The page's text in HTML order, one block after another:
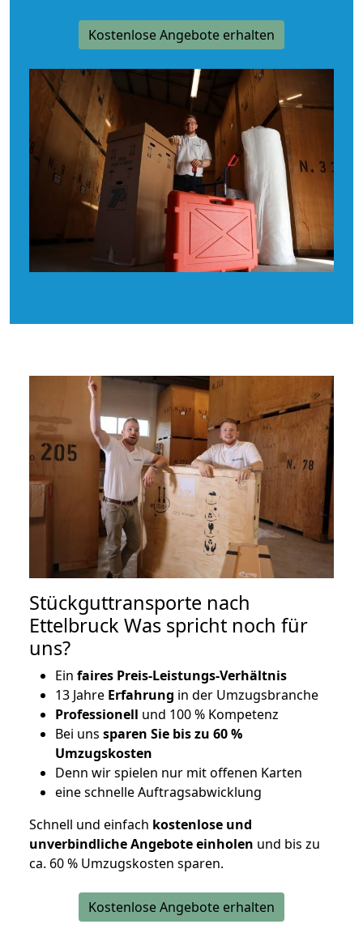
Kostenlose Angebote erhalten
Stückguttransporte nach
Ettelbruck Was spricht noch für
uns?
Ein faires Preis-Leistungs-Verhältnis
13 Jahre Erfahrung in der Umzugsbranche
Professionell und 100 % Kompetenz
Bei uns sparen Sie bis zu 60 %
Umzugskosten
Denn wir spielen nur mit offenen Karten
eine schnelle Auftragsabwicklung
Schnell und einfach kostenlose und
unverbindliche Angebote einholen und bis zu
ca. 60 % Umzugskosten sparen.
Kostenlose Angebote erhalten